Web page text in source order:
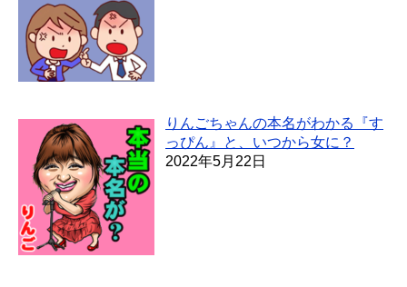
りんごちゃんの本名がわかる『す
っぴん』と、いつから女に？
2022年5月22日